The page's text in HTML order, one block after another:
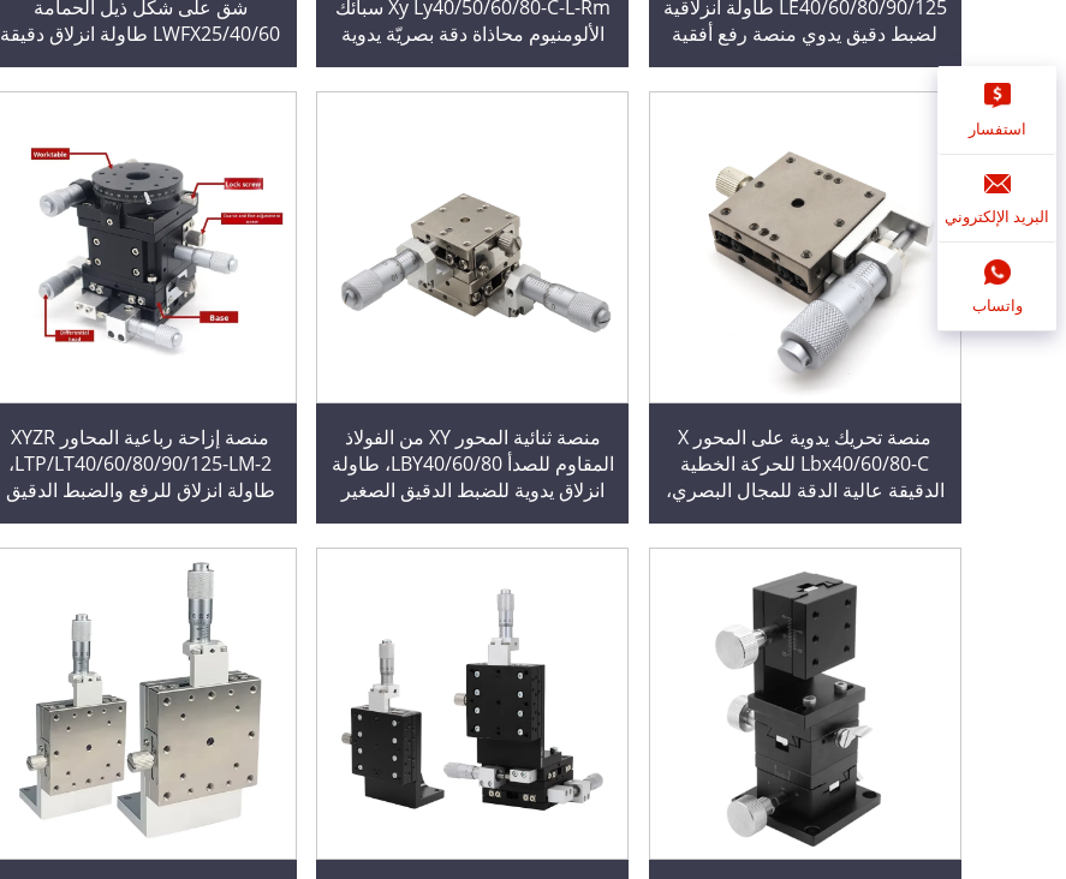
LE40/60/80/90/125 طاولة انزلاقية
لضبط دقيق يدوي منصة رفع أفقية
Xy Ly40/50/60/80-C-L-Rm سبائك
الألومنيوم محاذاة دقة بصريّة يدوية
شق على شكل ذيل الحمامة
LWFX25/40/60 طاولة انزلاق دقيقة
منصة تحريك يدوية على المحور X
Lbx40/60/80-C للحركة الخطية
الدقيقة عالية الدقة للمجال البصري،
محرك
منصة ثنائية المحور XY من الفولاذ
المقاوم للصدأ LBY40/60/80، طاولة
انزلاق يدوية للضبط الدقيق الصغير
منصة إزاحة رباعية المحاور XYZR
LTP/LT40/60/80/90/125-LM-2،
طاولة انزلاق للرفع والضبط الدقيق
استفسار
البريد الإلكتروني
واتساب